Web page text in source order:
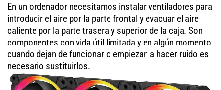
En un ordenador necesitamos instalar ventiladores para
introducir el aire por la parte frontal y evacuar el aire
caliente por la parte trasera y superior de la caja. Son
componentes con vida útil limitada y en algún momento
cuando dejan de funcionar o empiezan a hacer ruido es
necesario sustituirlos.